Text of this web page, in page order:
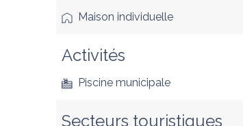
Maison individuelle
Activités
Piscine municipale
Secteurs touristiques